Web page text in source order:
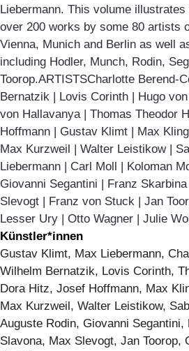
Liebermann. This volume
over 200 works by some 80 artists
Vienna, Munich and Berlin as well
including Hodler, Munch, Rodin,
Toorop.ARTISTSCharlotte Berend-
Bernatzik | Lovis Corinth | Hugo
von Hallavanya | Thomas Theodor
Hoffmann | Gustav Klimt | Max
Max Kurzweil | Walter Leistikow |
Liebermann | Carl Moll | Koloman
Giovanni Segantini | Franz
Slevogt | Franz von Stuck | Jan
Lesser Ury | Otto Wagner | Julie
Künstler*innen
Gustav Klimt, Max Liebermann,
Wilhelm Bernatzik, Lovis Corinth,
Dora Hitz, Josef Hoffmann, Max
Max Kurzweil, Walter Leistikow,
Auguste Rodin, Giovanni
Slavona, Max Slevogt, Jan Toorop,